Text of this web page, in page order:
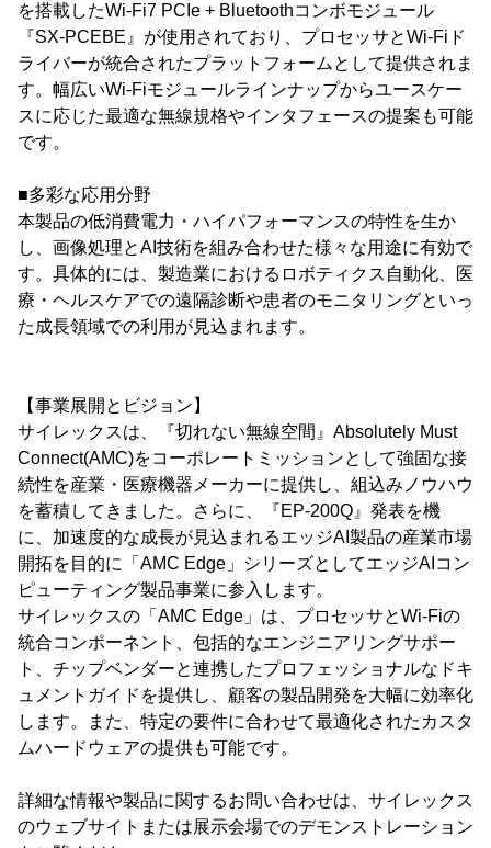
を搭載したWi-Fi7 PCIe + Bluetoothコンボモジュール
『SX-PCEBE』が使用されており、プロセッサとWi-Fiド
ライバーが統合されたプラットフォームとして提供されま
す。幅広いWi-Fiモジュールラインナップからユースケー
スに応じた最適な無線規格やインタフェースの提案も可能
です。
■多彩な応用分野
本製品の低消費電力・ハイパフォーマンスの特性を生か
し、画像処理とAI技術を組み合わせた様々な用途に有効で
す。具体的には、製造業におけるロボティクス自動化、医
療・ヘルスケアでの遠隔診断や患者のモニタリングといっ
た成長領域での利用が見込まれます。
【事業展開とビジョン】
サイレックスは、『切れない無線空間』Absolutely Must
Connect(AMC)をコーポレートミッションとして強固な接
続性を産業・医療機器メーカーに提供し、組込みノウハウ
を蓄積してきました。さらに、『EP-200Q』発表を機
に、加速度的な成長が見込まれるエッジAI製品の産業市場
開拓を目的に「AMC Edge」シリーズとしてエッジAIコン
ピューティング製品事業に参入します。
サイレックスの「AMC Edge」は、プロセッサとWi-Fiの
統合コンポーネント、包括的なエンジニアリングサポー
ト、チップベンダーと連携したプロフェッショナルなドキ
ュメントガイドを提供し、顧客の製品開発を大幅に効率化
します。また、特定の要件に合わせて最適化されたカスタ
ムハードウェアの提供も可能です。
詳細な情報や製品に関するお問い合わせは、サイレックス
のウェブサイトまたは展示会場でのデモンストレーション